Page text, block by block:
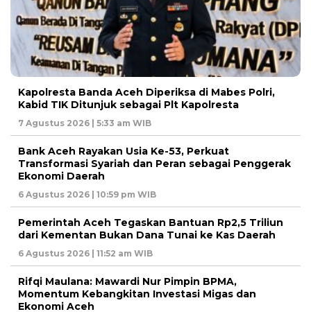
Kapolresta Banda Aceh Diperiksa di Mabes Polri,
Kabid TIK Ditunjuk sebagai Plt Kapolresta
7 Agustus 2026 | 5:33 am WIB
Bank Aceh Rayakan Usia Ke-53, Perkuat
Transformasi Syariah dan Peran sebagai Penggerak
Ekonomi Daerah
6 Agustus 2026 | 10:59 pm WIB
Pemerintah Aceh Tegaskan Bantuan Rp2,5 Triliun
dari Kementan Bukan Dana Tunai ke Kas Daerah
6 Agustus 2026 | 11:52 am WIB
Rifqi Maulana: Mawardi Nur Pimpin BPMA,
Momentum Kebangkitan Investasi Migas dan
Ekonomi Aceh